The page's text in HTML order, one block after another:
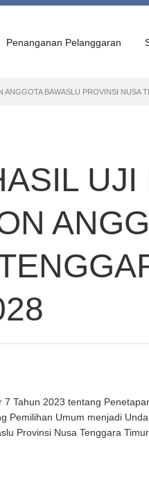
Penanganan Pelanggaran
BAWASLU PROVINSI NUSA
UJI
Tahun 2023 tentang
Pemilihan Umum menjadi
Provinsi Nusa Tenggara